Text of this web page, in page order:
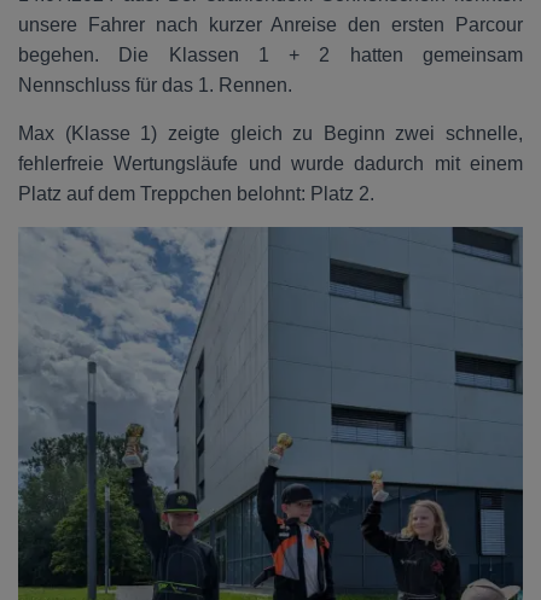
unsere Fahrer nach kurzer Anreise den ersten Parcour
begehen. Die Klassen 1 + 2 hatten gemeinsam
Nennschluss für das 1. Rennen.
Max (Klasse 1) zeigte gleich zu Beginn zwei schnelle,
fehlerfreie Wertungsläufe und wurde dadurch mit einem
Platz auf dem Treppchen belohnt: Platz 2.